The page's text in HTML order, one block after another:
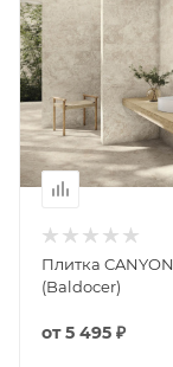
Плитка CANYON
(Baldocer)
от5 495 ₽